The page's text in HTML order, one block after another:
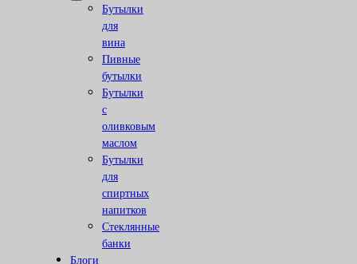
Бутылки
для
вина
Пивные
бутылки
Бутылки
с
оливковым
маслом
Бутылки
для
спиртных
напитков
Стеклянные
банки
Блоги